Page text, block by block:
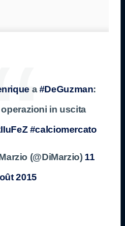
a#DeGuzman:
in uscita
#calciomercato
(@DiMarzio) 11
2015